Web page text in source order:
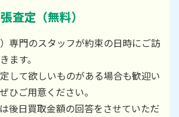
査定（無料）
専門のスタッフが約束の日時にご訪
ます。
して欲しいものがある場合も歓迎い
ひご用意ください。
後日買取金額の回答をさせていただ